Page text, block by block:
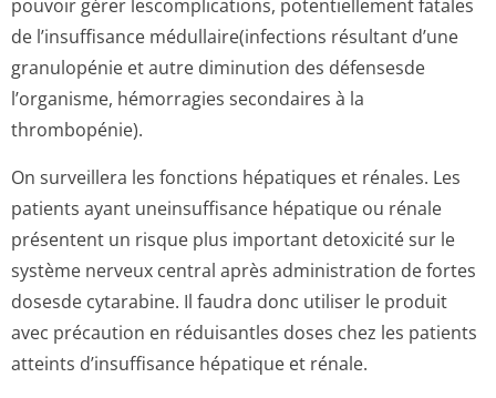
pouvoir gérer lescomplications, potentiellement fatales
de l’insuffisance médullaire(in­fections résultant d’une
granulopénie et autre diminution des défensesde
l’organisme, hémorragies secondaires à la
thrombopénie).
On surveillera les fonctions hépatiques et rénales. Les
patients ayant uneinsuffisance hépatique ou rénale
présentent un risque plus important detoxicité sur le
système nerveux central après administration de fortes
dosesde cytarabine. Il faudra donc utiliser le produit
avec précaution en réduisantles doses chez les patients
atteints d’insuffisance hépatique et rénale.